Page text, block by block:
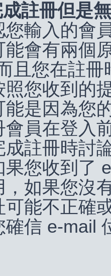
註冊但是
您輸入的會
能會有兩個
且您在註
照您收到的
能是因為您
會員在登入
成註冊時討
果您收到了
，如果您沒
可能不正確
確信 e-mail